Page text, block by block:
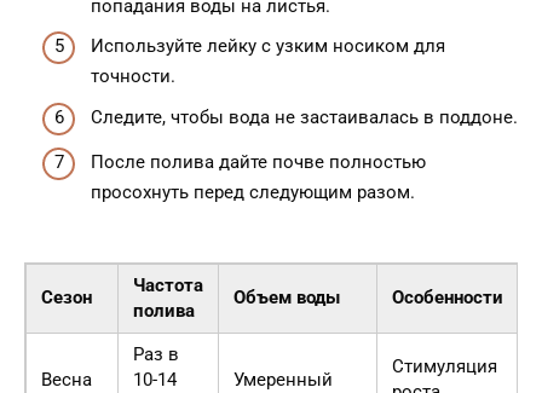
попадания воды на листья.
Используйте лейку с узким носиком для
точности.
Следите, чтобы вода не застаивалась в поддоне.
После полива дайте почве полностью
просохнуть перед следующим разом.
Сезон
Частота
полива
Объем воды Особенности
Весна
Раз в
10-14
Умеренный
Стимуляция